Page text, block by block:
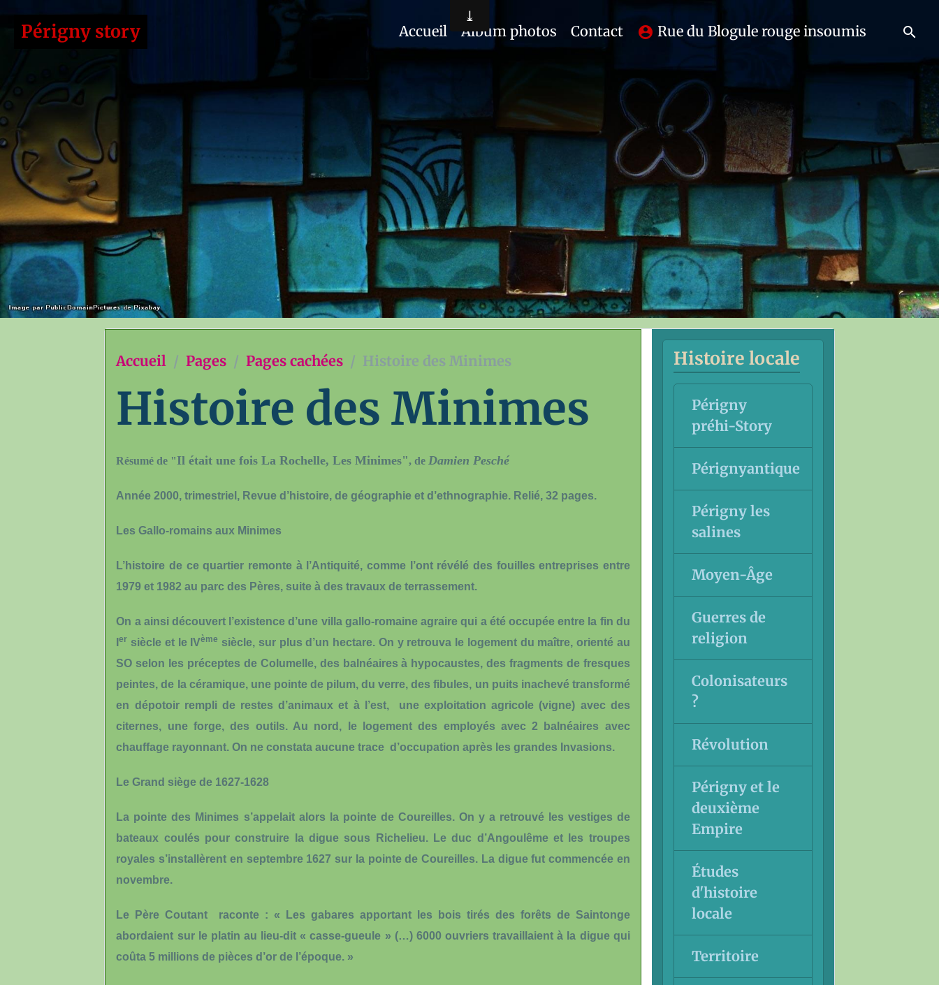
Périgny story Accueil Album photos Contact Rue du Blogule rouge insoumis
Accueil Pages Pages cachées Histoire des Minimes
Histoire des Minimes
Résumé de "Il était une fois La Rochelle,Les Minimes", de Damien Pesché
Année 2000, trimestriel, Revue d’histoire, de géographie et d’ethnographie. Relié, 32 pages.
Les Gallo-romains aux Minimes
L’histoire de ce quartier remonte à l’Antiquité, comme l’ont révélé des fouilles entreprises entre
1979 et 1982 au parc des Pères, suite à des travaux de terrassement.
On a ainsi découvert l’existence d’une villa gallo-romaine agraire qui a été occupée entre la fin du
Ier siècle et le IVème siècle, sur plus d’un hectare. On y retrouva le logement du maître, orienté au
SO selon les préceptes de Columelle, des balnéaires à hypocaustes, des fragments de fresques
peintes, de la céramique, une pointe de pilum, du verre, des fibules, un puits inachevé transformé
en dépotoir rempli de restes d’animaux et à l’est, une exploitation agricole (vigne) avec des
citernes, une forge, des outils. Au nord, le logement des employés avec 2 balnéaires avec
chauffage rayonnant. On ne constata aucune trace d’occupation après les grandes Invasions.
Le Grand siège de 1627-1628
La pointe des Minimes s’appelait alors la pointe de Coureilles. On y a retrouvé les vestiges de
bateaux coulés pour construire la digue sous Richelieu. Le duc d’Angoulême et les troupes
royales s’installèrent en septembre 1627 sur la pointe de Coureilles. La digue fut commencée en
novembre.
Le Père Coutant raconte : « Les gabares apportant les bois tirés des forêts de Saintonge
abordaient sur le platin au lieu-dit « casse-gueule » (…) 6000 ouvriers travaillaient à la digue qui
coûta 5 millions de pièces d’or de l’époque. »
Histoire locale
Périgny
préhi-Story
Pérignyantique
Périgny les
salines
Moyen-Âge
Guerres de
religion
Colonisateurs
?
Révolution
Périgny et le
deuxième
Empire
Études
d'histoire
locale
Territoire